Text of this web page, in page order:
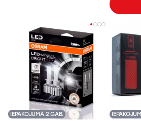
IEPAKOJUMĀ 2 GAB.